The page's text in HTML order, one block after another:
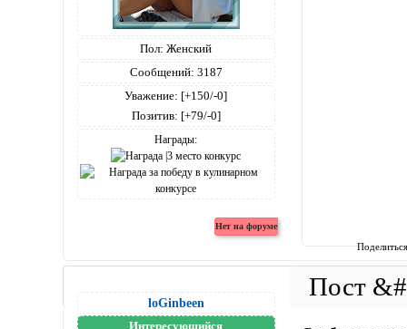
Пол: Женский
Сообщений: 3187
Уважение: [+150/-0]
Позитив: [+79/-0]
Награды:
loGinbeen
Интересующийся